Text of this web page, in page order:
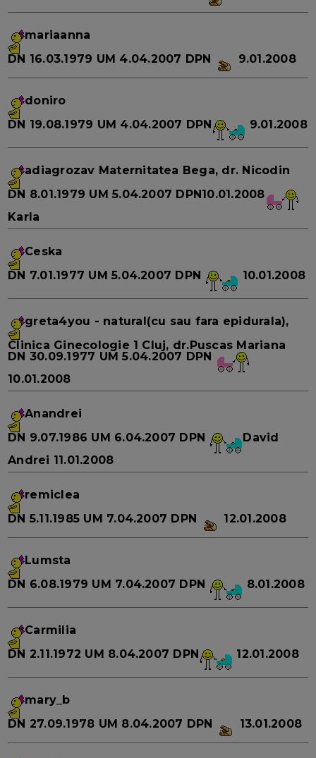
mariaanna
DN 16.03.1979 UM 4.04.2007 DPN 9.01.2008
doniro
DN 19.08.1979 UM 4.04.2007 DPN 9.01.2008
adiagrozav Maternitatea Bega, dr. Nicodin
DN 8.01.1979 UM 5.04.2007 DPN10.01.2008
Karla
Ceska
DN 7.01.1977 UM 5.04.2007 DPN 10.01.2008
greta4you - natural(cu sau fara epidurala),
Clinica Ginecologie 1 Cluj, dr.Puscas Mariana
DN 30.09.1977 UM 5.04.2007 DPN
10.01.2008
Anandrei
DN 9.07.1986 UM 6.04.2007 DPN
David
Andrei 11.01.2008
remiclea
DN 5.11.1985 UM 7.04.2007 DPN 12.01.2008
Lumsta
DN 6.08.1979 UM 7.04.2007 DPN 8.01.2008
Carmilia
DN 2.11.1972 UM 8.04.2007 DPN 12.01.2008
mary_b
DN 27.09.1978 UM 8.04.2007 DPN 13.01.2008